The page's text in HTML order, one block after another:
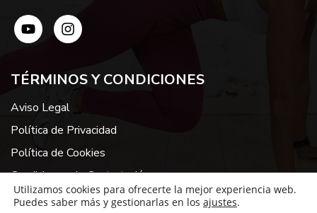
TÉRMINOS Y CONDICIONES
Aviso Legal
Política de Privacidad
Política de Cookies
Condiciones de Contratación
Utilizamos cookies para ofrecerte la mejor experiencia web.
Puedes saber más y gestionarlas en los ajustes.